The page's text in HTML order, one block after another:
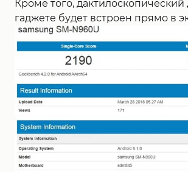
Кроме того, дактилоскопический
гаджете будет встроен прямо в